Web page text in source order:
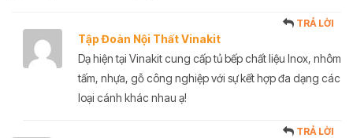
Tập Đoàn Nội Thất Vinakit
TRẢ LỜI
Dạ hiện tại Vinakit cung cấp tủ bếp chất liệu Inox, nhôm
tấm, nhựa, gỗ công nghiệp với sự kết hợp đa dạng các
loại cánh khác nhau ạ!
TRẢ LỜI